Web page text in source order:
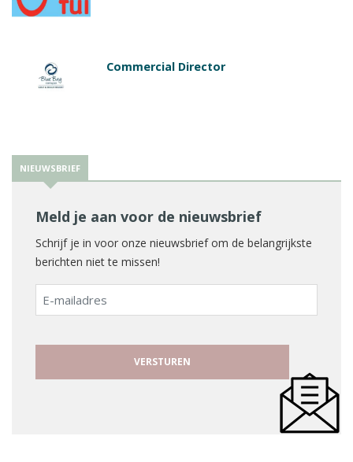
Commercial Director
NIEUWSBRIEF
Meld je aan voor de nieuwsbrief
Schrijf je in voor onze nieuwsbrief om de belangrijkste
berichten niet te missen!
E-
mailadres